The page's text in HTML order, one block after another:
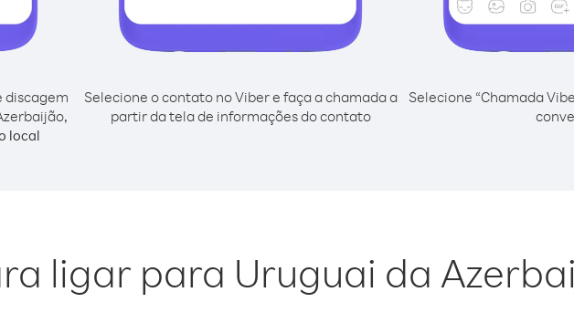
discagem
local
Selecione o contato no Viber e faça a chamada a
partir da tela de informações do contato
Selecione “Chamada
ligar para Uruguai da